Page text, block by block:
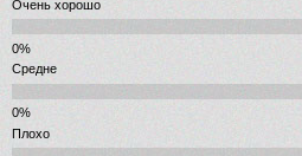
Очень хорошо
Средне
Плохо